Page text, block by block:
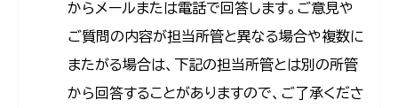
からメールまたは電話で回答します。ご意見や
ご質問の内容が担当所管と異なる場合や複数に
またがる場合は、下記の担当所管とは別の所管
から回答することがありますので、ご了承くださ